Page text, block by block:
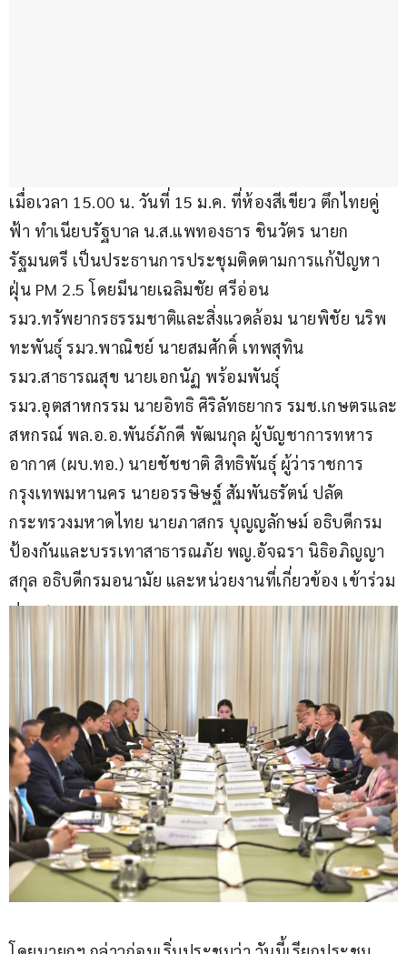
เมื่อเวลา 15.00 น. วันที่ 15 ม.ค. ที่ห้องสีเขียว ตึกไทยคู่
ฟ้า ทำเนียบรัฐบาล น.ส.แพทองธาร ชินวัตร นายก
รัฐมนตรี เป็นประธานการประชุมติดตามการแก้ปัญหา
ฝุ่น PM 2.5 โดยมีนายเฉลิมชัย ศรีอ่อน
รมว.ทรัพยากรธรรมชาติและสิ่งแวดล้อม นายพิชัย นริพ
ทะพันธุ์ รมว.พาณิชย์ นายสมศักดิ์ เทพสุทิน
รมว.สาธารณสุข นายเอกนัฏ พร้อมพันธุ์
รมว.อุตสาหกรรม นายอิทธิ ศิริลัทธยากร รมช.เกษตรและ
สหกรณ์ พล.อ.อ.พันธ์ภักดี พัฒนกุล ผู้บัญชาการทหาร
อากาศ (ผบ.ทอ.) นายชัชชาติ สิทธิพันธุ์ ผู้ว่าราชการ
กรุงเทพมหานคร นายอรรษิษฐ์ สัมพันธรัตน์ ปลัด
กระทรวงมหาดไทย นายภาสกร บุญญลักษม์ อธิบดีกรม
ป้องกันและบรรเทาสาธารณภัย พญ.อัจฉรา นิธิอภิญญา
สกุล อธิบดีกรมอนามัย และหน่วยงานที่เกี่ยวข้อง เข้าร่วม
ประชุม